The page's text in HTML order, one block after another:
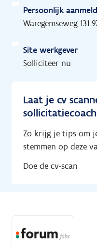
Persoonlijk
Waregemseweg 131
Site werkgever
Solliciteer nu
Laat je cv
sollicitatiecoach
Zo krijg je tips om
stemmen op deze
Doe de cv-scan